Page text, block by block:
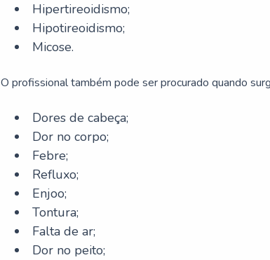
Hipertireoidismo;
Hipotireoidismo;
Micose.
O profissional também pode ser procurado quando
Dores de cabeça;
Dor no corpo;
Febre;
Refluxo;
Enjoo;
Tontura;
Falta de ar;
Dor no peito;